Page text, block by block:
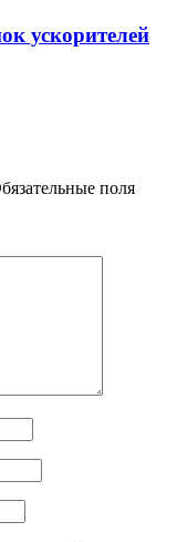
ускорителей
поля